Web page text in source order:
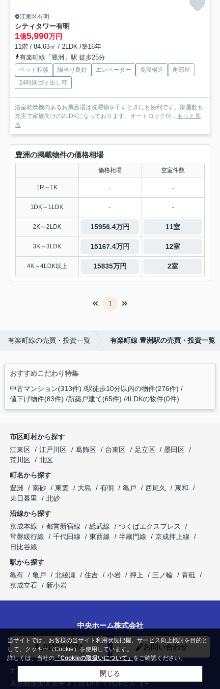
江東区有明
シティタワー有明
1億5,990万円
11階 / 84.63㎡ / 2LDK /築16年
有楽町線「豊洲」駅 徒歩25分
ペット相談 陽当り良好 エレベーター 免震構造
角部屋
24時間ゴミ出し可
浴室乾燥機のあるお風呂場は洗濯物を干すときにも便利です。部屋数も
充実で家族向けの2LDKになっております。オートロック付...
もっと見
る
豊洲の掲載物件の価格相場
価格相場 空室件数
1R～1K - -
1DK～1LDK - -
2K～2LDK 15956.4万円 11室
3K～3LDK 15167.4万円 12室
4K～4LDK以上 15835万円 2室
1
有楽町線の売買・投資一覧 有楽町線 豊洲駅の売買・投資一覧
おすすめこだわり特集
中古マンション(313件) 駅徒歩10分以内の物件(276件)
値下げ物件(83件) 新築戸建て(65件) 4LDKの物件(0件)
市区町村から探す
江東区
江戸川区 葛飾区 台東区 足立区
墨田区
荒川区
北区
町名から探す
豊洲
南砂 東雲 大島 有明 亀戸 西尾久
東和
東日暮里
北砂
沿線から探す
京成本線
都営新宿線 総武線
つくばエクスプレス
常磐緩行線
千代田線 東西線 半蔵門線
京成押上線
日比谷線
駅から探す
亀有
亀戸 北綾瀬 住吉 小岩 押上 三ノ輪
青砥
京成立石
新小岩
中央ホーム株式会社
0120224274 お問い合わせ
〒130-0012
東京都墨田区太平３丁目18-5 千代津ビル １F
当サイトでは、お客様の当サイト利用状況把握、サービス向上検討を目的と
して、クッキー（Cookie）を使用しています。
詳しくは、当社の「Cookieの取扱いについて」をご確認ください。
閉じる